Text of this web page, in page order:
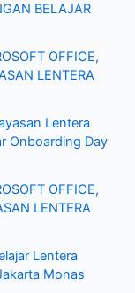
BELAJAR
OFFICE,
LENTERA
Lentera
Onboarding Day
OFFICE,
LENTERA
Lentera
Monas